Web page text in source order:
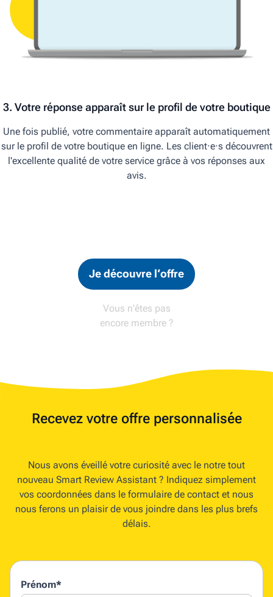
3. Votre réponse apparaît sur le profil de votre boutique
Une fois publié, votre commentaire apparaît automatiquement
sur le profil de votre boutique en ligne. Les client·e·s découvrent
l'excellente qualité de votre service grâce à vos réponses aux
avis.
Je découvre l‘offre
Vous n'êtes pas
encore membre ?
Recevez votre offre personnalisée
Nous avons éveillé votre curiosité avec le notre tout
nouveau Smart Review Assistant ? Indiquez simplement
vos coordonnées dans le formulaire de contact et nous
nous ferons un plaisir de vous joindre dans les plus brefs
délais.
Prénom*